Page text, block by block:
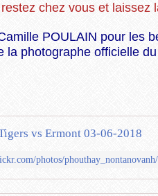
chez vous et laissez
POULAIN pour les
la photographe officielle
vs Ermont 03-06-2018
photos/